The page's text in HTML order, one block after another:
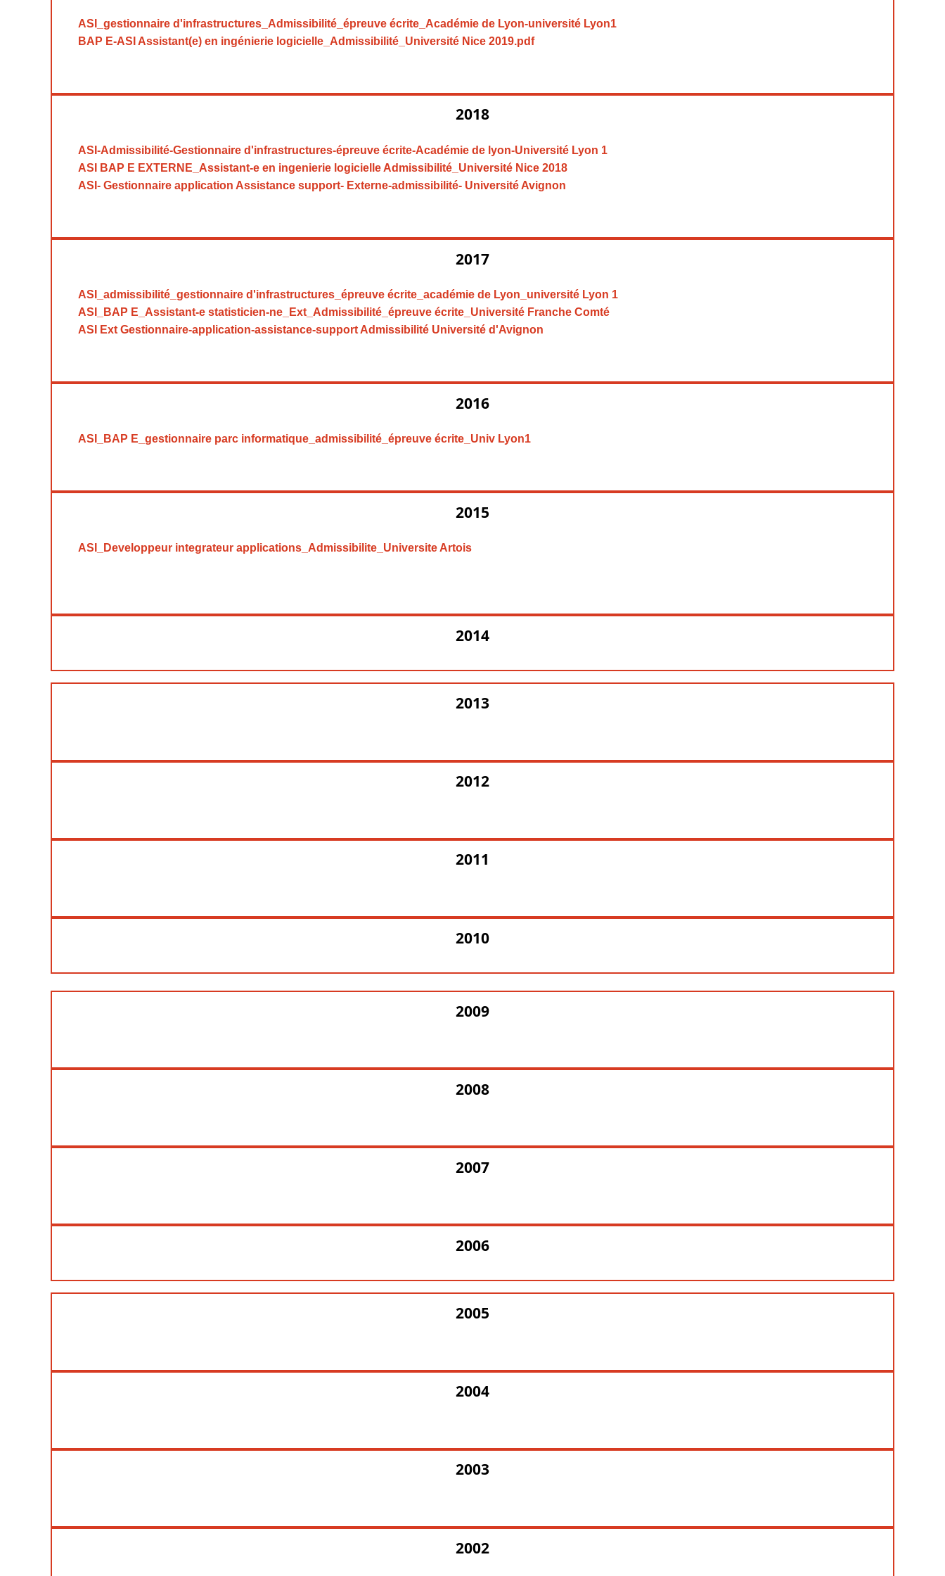
ASI_gestionnaire d'infrastructures_Admissibilité_épreuve écrite_Académie de Lyon-université Lyon1
BAP E-ASI Assistant(e) en ingénierie logicielle_Admissibilité_Université Nice 2019.pdf
2018
ASI-Admissibilité-Gestionnaire d'infrastructures-épreuve écrite-Académie de lyon-Université Lyon 1
ASI BAP E EXTERNE_Assistant-e en ingenierie logicielle Admissibilité_Université Nice 2018
ASI- Gestionnaire application Assistance support- Externe-admissibilité- Université Avignon
2017
ASI_admissibilité_gestionnaire d'infrastructures_épreuve écrite_académie de Lyon_université Lyon 1
ASI_BAP E_Assistant-e statisticien-ne_Ext_Admissibilité_épreuve écrite_Université Franche Comté
ASI Ext Gestionnaire-application-assistance-support Admissibilité Université d'Avignon
2016
ASI_BAP E_gestionnaire parc informatique_admissibilité_épreuve écrite_Univ Lyon1
2015
ASI_Developpeur integrateur applications_Admissibilite_Universite Artois
2014
2013
2012
2011
2010
2009
2008
2007
2006
2005
2004
2003
2002